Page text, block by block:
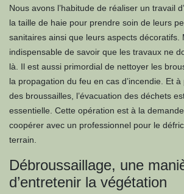
Nous avons l’habitude de réaliser un travail
la taille de haie pour prendre soin de leurs
sanitaires ainsi que leurs aspects décoratifs.
indispensable de savoir que les travaux ne
là. Il est aussi primordial de nettoyer les
la propagation du feu en cas d’incendie. Et
des broussailles, l’évacuation des déchets
essentielle. Cette opération est à la
coopérer avec un professionnel pour le
terrain.
Débroussaillage, une
d’entretenir la végétation